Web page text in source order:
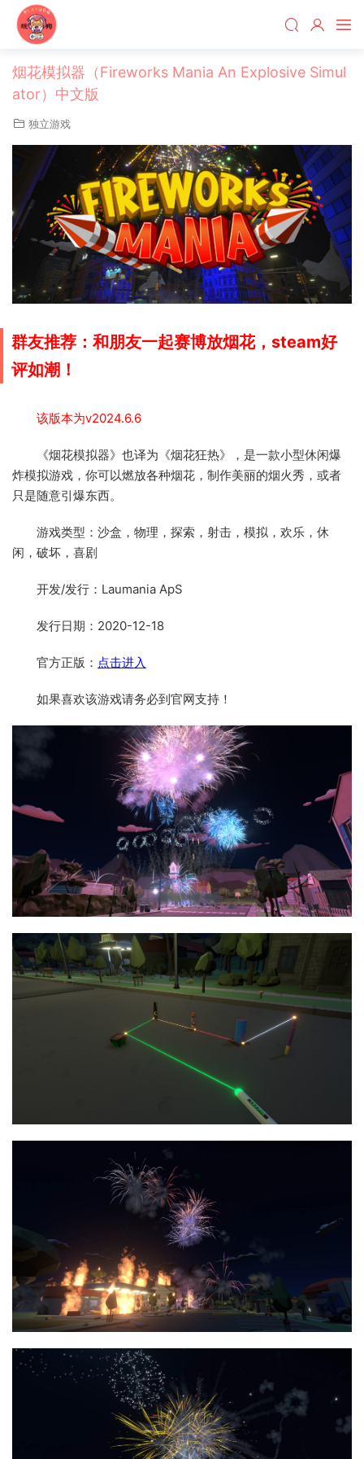
烟花模拟器（Fireworks Mania An Explosive Simul
ator）中文版
独立游戏
群友推荐：和朋友一起赛博放烟花，steam好
评如潮！
该版本为v2024.6.6
《烟花模拟器》也译为《烟花狂热》，是一款小型休闲爆
炸模拟游戏，你可以燃放各种烟花，制作美丽的烟火秀，或者
只是随意引爆东西。
游戏类型：沙盒，物理，探索，射击，模拟，欢乐，休
闲，破坏，喜剧
开发/发行：Laumania ApS
发行日期：2020-12-18
官方正版： 点击进入
如果喜欢该游戏请务必到官网支持！